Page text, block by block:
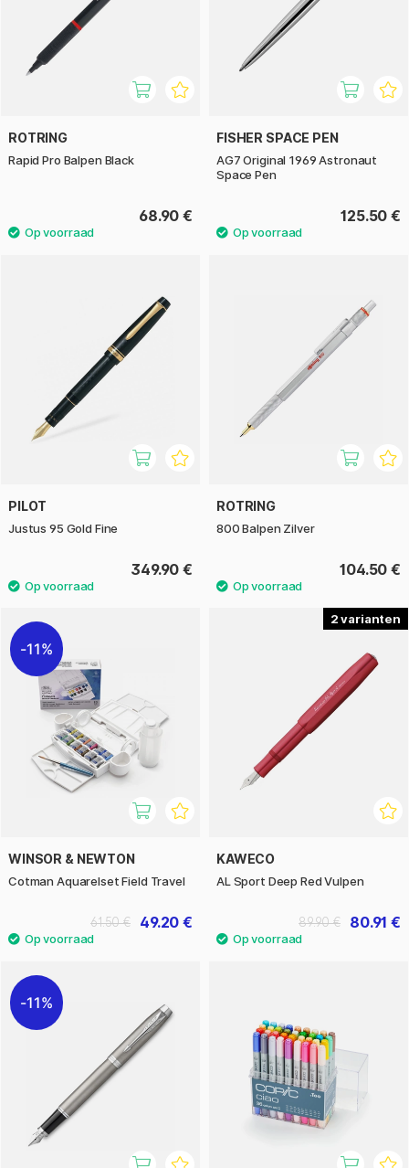
ROTRING
Rapid Pro Balpen Black
68.90 €
FISHER SPACE PEN
AG7 Original 1969 Astronaut
Space Pen
125.50 €
PILOT
Justus 95 Gold Fine
349.90 €
ROTRING
800 Balpen Zilver
104.50 €
11%
WINSOR & NEWTON
Cotman Aquarelset Field Travel
49.20 €
61.50 €
2
KAWECO
AL Sport Deep Red Vulpen
80.91 €
89.90 €
11%